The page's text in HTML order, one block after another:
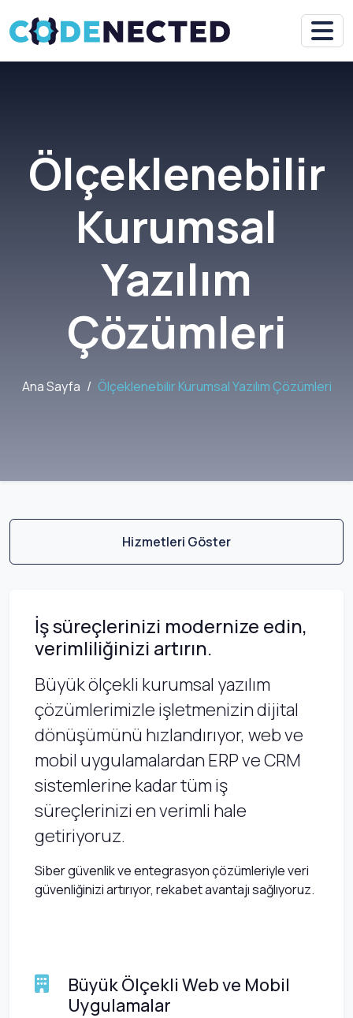
Ölçeklenebilir
Kurumsal
Yazılım
Çözümleri
Ana Sayfa Ölçeklenebilir Kurumsal Yazılım Çözümleri
Hizmetleri Göster
İş süreçlerinizi modernize edin,
verimliliğinizi artırın.
Büyük ölçekli kurumsal yazılım
çözümlerimizle işletmenizin dijital
dönüşümünü hızlandırıyor, web ve
mobil uygulamalardan ERP ve CRM
sistemlerine kadar tüm iş
süreçlerinizi en verimli hale
getiriyoruz.
Siber güvenlik ve entegrasyon çözümleriyle veri
güvenliğinizi artırıyor, rekabet avantajı sağlıyoruz.
Büyük Ölçekli Web ve Mobil
Uygulamalar